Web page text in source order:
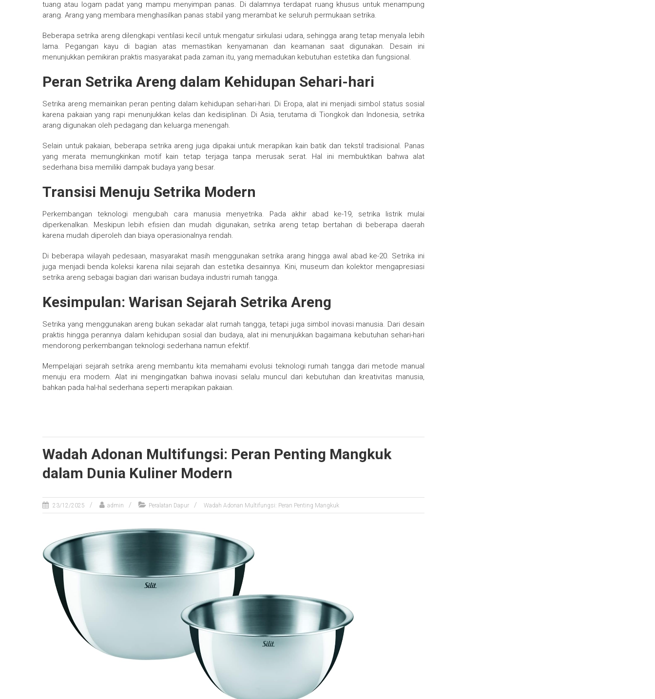
tuang atau logam padat yang mampu menyimpan panas. Di dalamnya terdapat ruang khusus untuk menampung
arang. Arang yang membara menghasilkan panas stabil yang merambat ke seluruh permukaan setrika.
Beberapa setrika areng dilengkapi ventilasi kecil untuk mengatur sirkulasi udara, sehingga arang tetap menyala lebih
lama. Pegangan kayu di bagian atas memastikan kenyamanan dan keamanan saat digunakan. Desain ini
menunjukkan pemikiran praktis masyarakat pada zaman itu, yang memadukan kebutuhan estetika dan fungsional.
Peran Setrika Areng dalam Kehidupan Sehari-hari
Setrika areng memainkan peran penting dalam kehidupan sehari-hari. Di Eropa, alat ini menjadi simbol status sosial
karena pakaian yang rapi menunjukkan kelas dan kedisiplinan. Di Asia, terutama di Tiongkok dan Indonesia, setrika
arang digunakan oleh pedagang dan keluarga menengah.
Selain untuk pakaian, beberapa setrika areng juga dipakai untuk merapikan kain batik dan tekstil tradisional. Panas
yang merata memungkinkan motif kain tetap terjaga tanpa merusak serat. Hal ini membuktikan bahwa alat
sederhana bisa memiliki dampak budaya yang besar.
Transisi Menuju Setrika Modern
Perkembangan teknologi mengubah cara manusia menyetrika. Pada akhir abad ke-19, setrika listrik mulai
diperkenalkan. Meskipun lebih efisien dan mudah digunakan, setrika areng tetap bertahan di beberapa daerah
karena mudah diperoleh dan biaya operasionalnya rendah.
Di beberapa wilayah pedesaan, masyarakat masih menggunakan setrika arang hingga awal abad ke-20. Setrika ini
juga menjadi benda koleksi karena nilai sejarah dan estetika desainnya. Kini, museum dan kolektor mengapresiasi
setrika areng sebagai bagian dari warisan budaya industri rumah tangga.
Kesimpulan: Warisan Sejarah Setrika Areng
Setrika yang menggunakan areng bukan sekadar alat rumah tangga, tetapi juga simbol inovasi manusia. Dari desain
praktis hingga perannya dalam kehidupan sosial dan budaya, alat ini menunjukkan bagaimana kebutuhan sehari-hari
mendorong perkembangan teknologi sederhana namun efektif.
Mempelajari sejarah setrika areng membantu kita memahami evolusi teknologi rumah tangga dari metode manual
menuju era modern. Alat ini mengingatkan bahwa inovasi selalu muncul dari kebutuhan dan kreativitas manusia,
bahkan pada hal-hal sederhana seperti merapikan pakaian.
Wadah Adonan Multifungsi: Peran Penting Mangkuk
dalam Dunia Kuliner Modern
23/12/2025 admin Peralatan Dapur Wadah Adonan Multifungsi: Peran Penting Mangkuk